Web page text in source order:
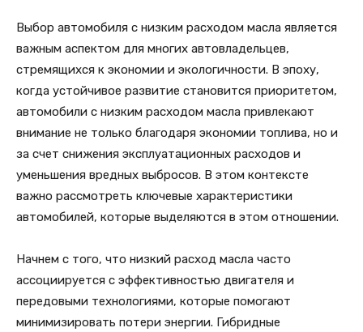
Выбор автомобиля с низким расходом масла является
важным аспектом для многих автовладельцев,
стремящихся к экономии и экологичности. В эпоху,
когда устойчивое развитие становится приоритетом,
автомобили с низким расходом масла привлекают
внимание не только благодаря экономии топлива, но и
за счет снижения эксплуатационных расходов и
уменьшения вредных выбросов. В этом контексте
важно рассмотреть ключевые характеристики
автомобилей, которые выделяются в этом отношении.
Начнем с того, что низкий расход масла часто
ассоциируется с эффективностью двигателя и
передовыми технологиями, которые помогают
минимизировать потери энергии. Гибридные